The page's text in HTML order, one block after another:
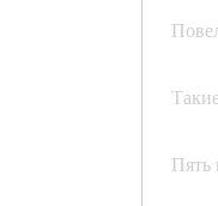
Пять